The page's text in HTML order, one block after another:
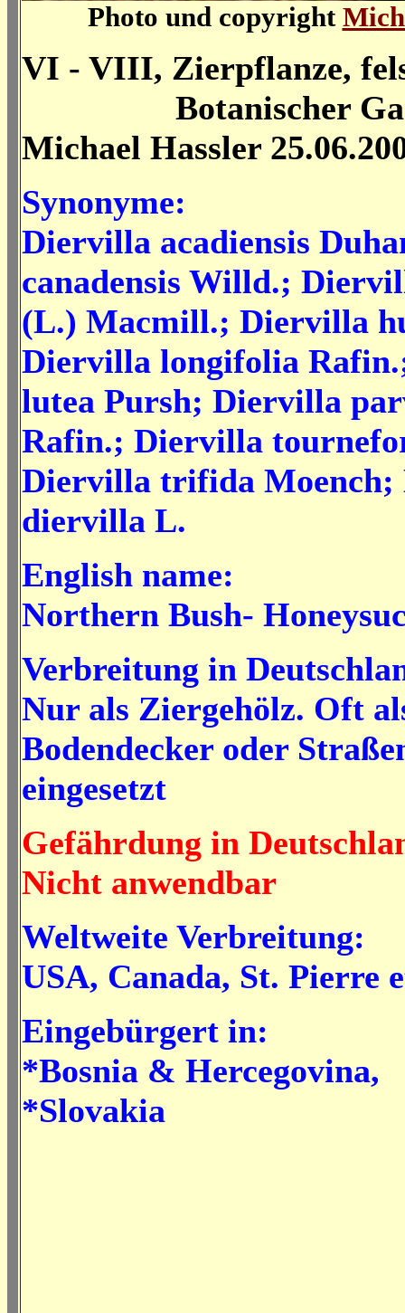
Photo und copyright
VI - VIII, Zierpflanze,
Botanischer
Michael Hassler
Synonyme:
Diervilla acadiensis
canadensis Willd.;
(L.) Macmill.; Diervilla
Diervilla longifolia
lutea Pursh; Diervilla
Rafin.; Diervilla
Diervilla trifida Moench;
diervilla L.
English name:
Northern Bush-
Verbreitung in
Nur als Ziergehölz. Oft
Bodendecker oder
eingesetzt
Gefährdung in
Nicht anwendbar
Weltweite Verbreitung:
USA, Canada, St. Pierre
Eingebürgert in:
*Bosnia & Hercegovina,
*Slovakia